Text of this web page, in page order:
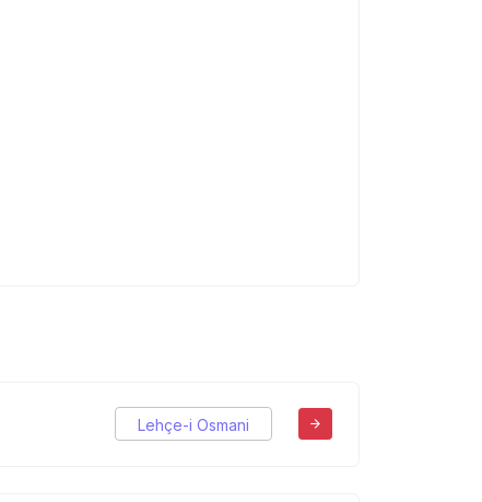
Lehçe-i Osmani